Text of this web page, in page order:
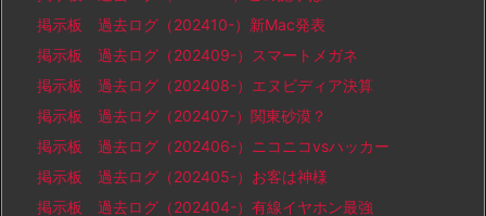
掲示板 過去ログ（202410-）新Mac発表
掲示板 過去ログ（202409-）スマートメガネ
掲示板 過去ログ（202408-）エヌビディア決算
掲示板 過去ログ（202407-）関東砂漠？
掲示板 過去ログ（202406-）ニコニコvsハッカー
掲示板 過去ログ（202405-）お客は神様
掲示板 過去ログ（202404-）有線イヤホン最強